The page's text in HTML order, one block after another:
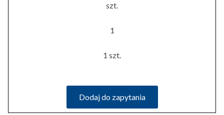
szt.
1
1 szt.
Dodaj do zapytania